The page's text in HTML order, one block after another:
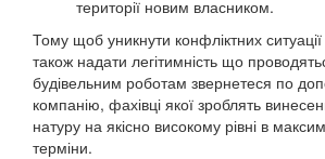
території новим власником.
Тому щоб уникнути конфліктних
також надати легітимність що
будівельним роботам звернетеся по
компанію, фахівці якої зроблять
натуру на якісно високому рівні в
терміни.